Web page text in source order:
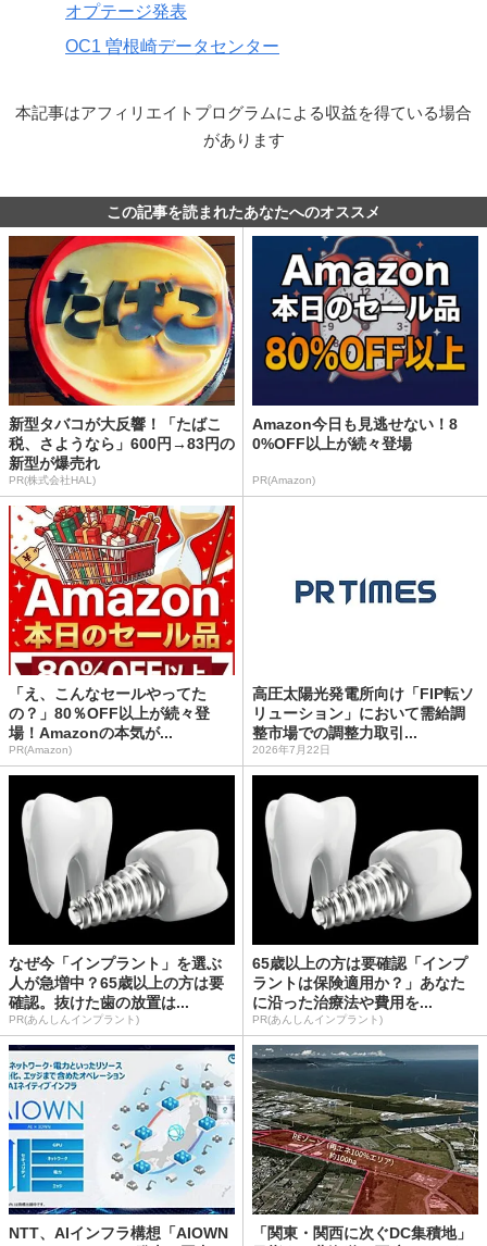
オプテージ発表
OC1 曽根崎データセンター
本記事はアフィリエイトプログラムによる収益を得ている場合
があります
この記事を読まれたあなたへのオススメ
新型タバコが大反響！「たばこ
税、さようなら」600円→83円の
新型が爆売れ
PR(株式会社HAL)
Amazon今日も見逃せない！8
0%OFF以上が続々登場
PR(Amazon)
「え、こんなセールやってた
の？」80％OFF以上が続々登
場！Amazonの本気が...
PR(Amazon)
高圧太陽光発電所向け「FIP転ソ
リューション」において需給調
整市場での調整力取引...
2026年7月22日
なぜ今「インプラント」を選ぶ
人が急増中？65歳以上の方は要
確認。抜けた歯の放置は...
PR(あんしんインプラント)
65歳以上の方は要確認「インプ
ラントは保険適用か？」あなた
に沿った治療法や費用を...
PR(あんしんインプラント)
NTT、AIインフラ構想「AIOWN
「関東・関西に次ぐDC集積地」